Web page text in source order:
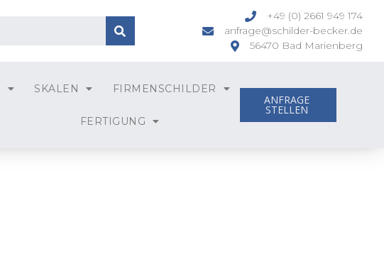
+49 (0) 2661 949 174
anfrage@schilder-becker.de
56470 Bad Marienberg
SKALEN FIRMENSCHILDER
FERTIGUNG
ANFRAGE
STELLEN